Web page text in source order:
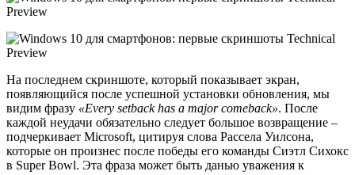
На последнем скриншоте, который показывает экран,
появляющийся после успешной установки обновления, мы
видим фразу «Every setback has a major comeback». После
каждой неудачи обязательно следует большое возвращение –
подчеркивает Microsoft, цитируя слова Рассела Уилсона,
которые он произнес после победы его команды Сиэтл Сихокс
в Super Bowl. Эта фраза может быть данью уважения к